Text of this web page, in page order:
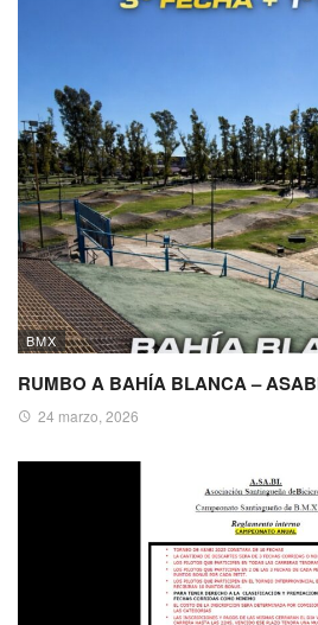
BMX
RUMBO A BAHÍA BLANCA –
24 marzo, 2026